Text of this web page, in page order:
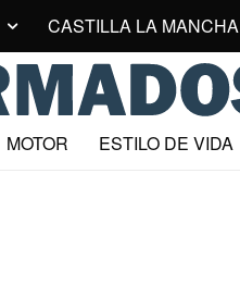
CASTILLA LA MANCHA
MOTOR ESTILO DE VIDA